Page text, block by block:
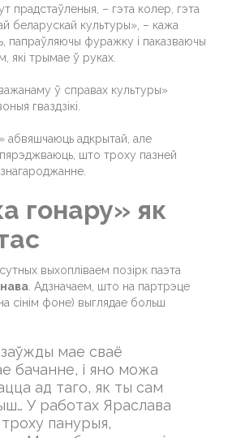
прадстаўленыя, – гэта колер, гэта
беларускай культуры», – кажа
папраўляючы фуражку і паказваючы
які трымае ў руках.
ў справах культуры»
гваздзікі.
абвяшчаюць адкрытай, але
што троху пазней
гонару» як
выхопліваем позірк паэта
. Адзначаем, што на партрэце
сінім фоне) выглядае больш
мае сваё
бачанне, і яно можа
ад таго, як ты сам
У работах Яраслава
троху панурыя,